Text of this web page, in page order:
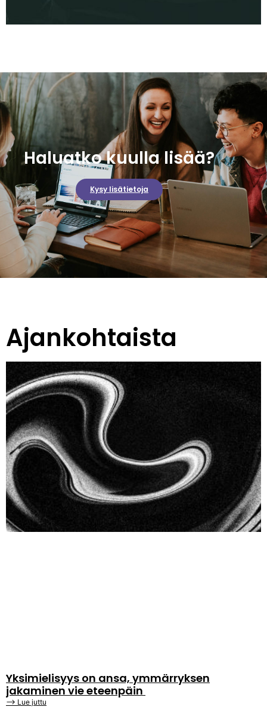
Haluatko kuulla lisää?
Kysy lisätietoja
Ajankohtaista
Yksimielisyys on ansa, ymmärryksen
jakaminen vie eteenpäin
⟶ Lue juttu